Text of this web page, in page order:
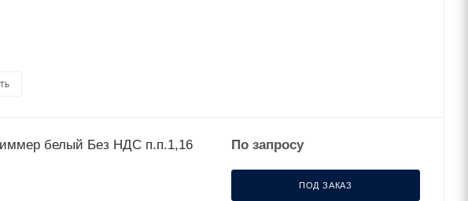
белый Без НДС п.п.1,16
По запросу
ПОД ЗАКАЗ